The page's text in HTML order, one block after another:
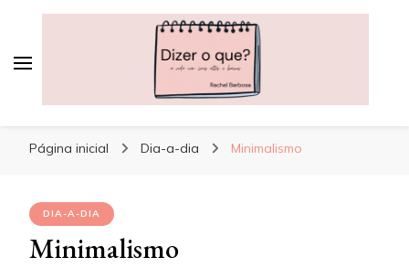
Página inicial Dia-a-dia Minimalismo
DIA-A-DIA
Minimalismo